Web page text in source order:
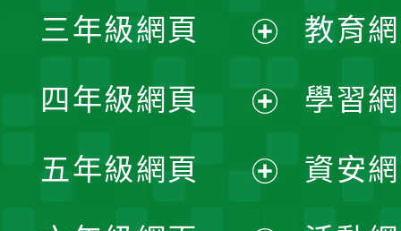
選
單
開
選
單
三年級網頁
開
選
四年級網頁
開
五年級網頁
教育
學習
資安